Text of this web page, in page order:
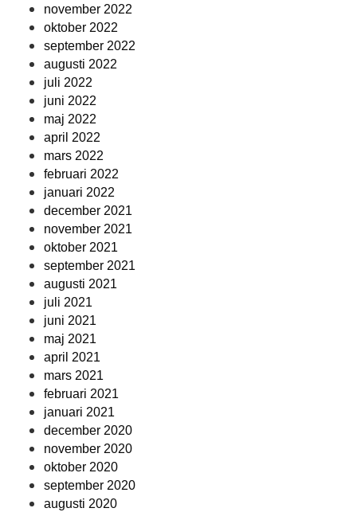
november 2022
oktober 2022
september 2022
augusti 2022
juli 2022
juni 2022
maj 2022
april 2022
mars 2022
februari 2022
januari 2022
december 2021
november 2021
oktober 2021
september 2021
augusti 2021
juli 2021
juni 2021
maj 2021
april 2021
mars 2021
februari 2021
januari 2021
december 2020
november 2020
oktober 2020
september 2020
augusti 2020